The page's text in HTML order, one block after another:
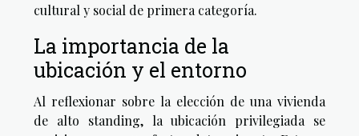
cultural y social de primera categoría.
La importancia de la
ubicación y el entorno
Al reflexionar sobre la elección de una vivienda
de alto standing, la ubicación privilegiada se